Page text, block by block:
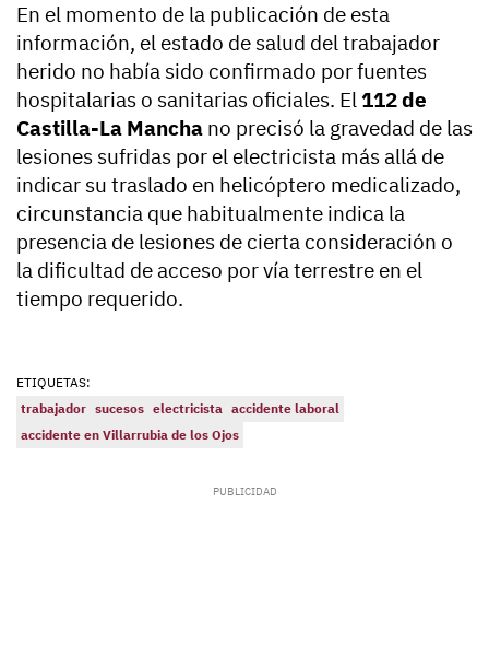
En el momento de la publicación de esta
información, el estado de salud del trabajador
herido no había sido confirmado por fuentes
hospitalarias o sanitarias oficiales. El 112 de
Castilla-La Mancha no precisó la gravedad de las
lesiones sufridas por el electricista más allá de
indicar su traslado en helicóptero medicalizado,
circunstancia que habitualmente indica la
presencia de lesiones de cierta consideración o
la dificultad de acceso por vía terrestre en el
tiempo requerido.
ETIQUETAS:
trabajador sucesos electricista accidente laboral
accidente en Villarrubia de los Ojos